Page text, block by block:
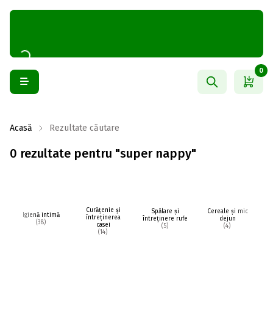
0
Acasă Rezultate căutare
0 rezultate pentru "super nappy"
Igienă intimă
(38)
Curățenie și
întreținerea
casei
(14)
Spălare și
întreținere rufe
(5)
Cereale și mic
dejun
(4)